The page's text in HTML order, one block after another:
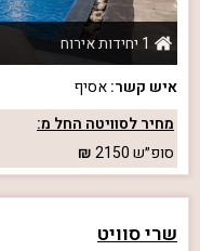
1 יחידות אירוח
איש קשר:אסיף
מחיר לסוויטה החל מ:
סופ״ש2150
שרי סוויט